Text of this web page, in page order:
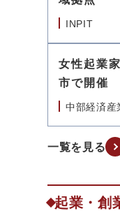
INPIT
女性起業
市で開催
中部経済産
一覧を見る
起業・創